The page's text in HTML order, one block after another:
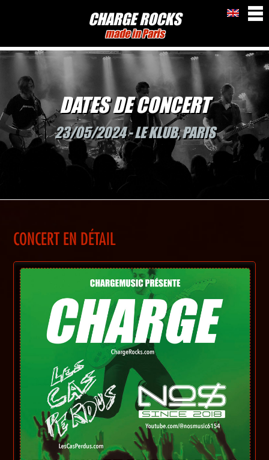
CHARGE ROCKS
made in Paris
DATES DE CONCERT
23/05/2024 - LE KLUB, PARIS
CONCERT EN DÉTAIL